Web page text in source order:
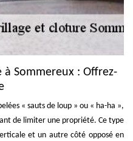
Sommereux : Offrez-
« sauts de loup » ou « ha-ha »,
de limiter une propriété. Ce type
et un autre côté opposé en